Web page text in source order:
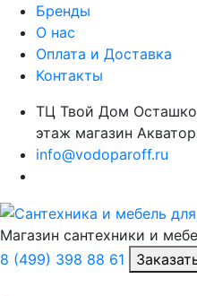
Бренды
О нас
Оплата и Доставка
Контакты
ТЦ Твой Дом
этаж магазин
info@vodoparoff.ru
Магазин сантехники и
8 (499) 398 88 61